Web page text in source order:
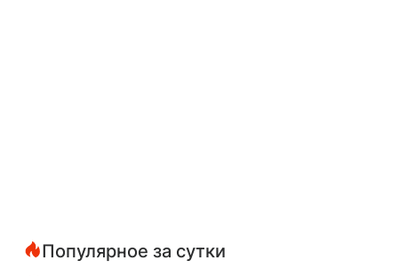
Популярное за сутки